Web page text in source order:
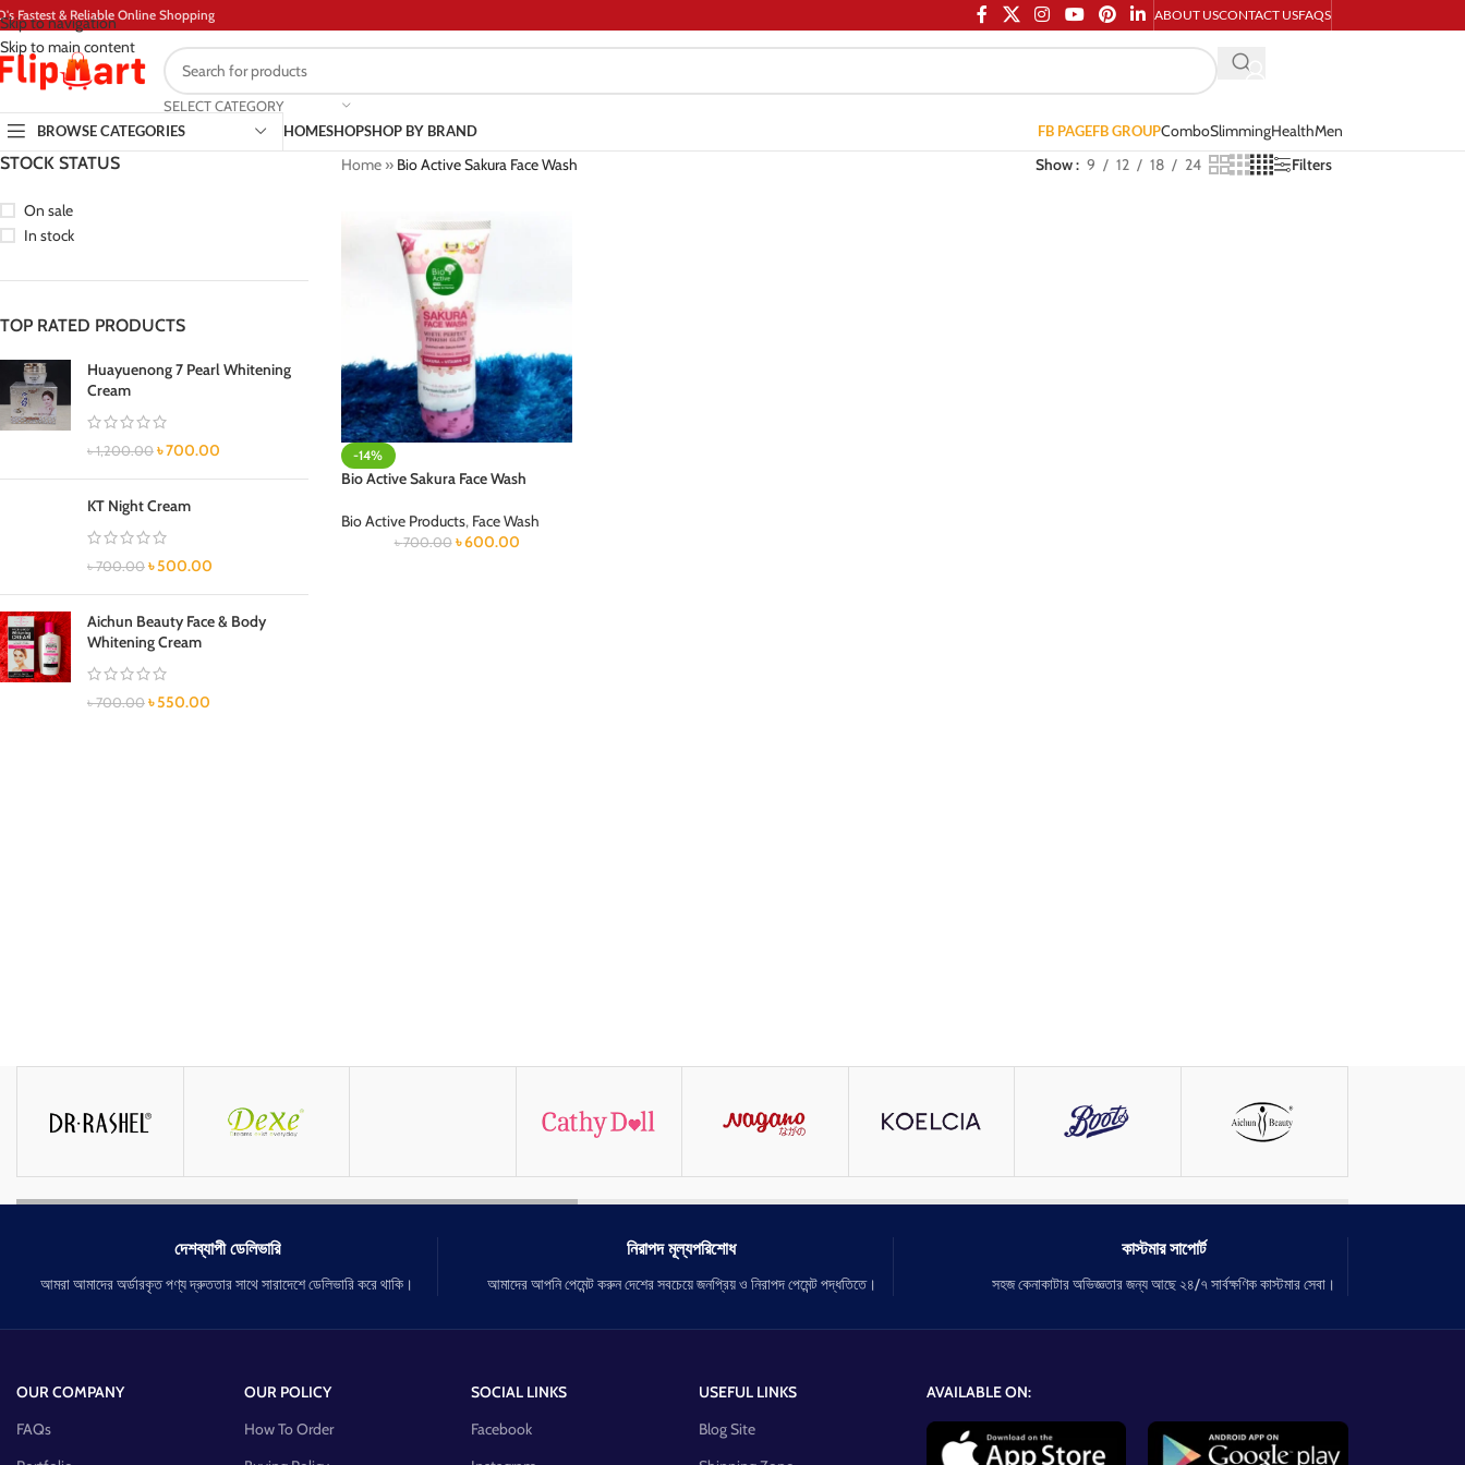
Skip to navigation
Skip to main content
Fastest & Reliable Online Shopping ABOUT USCONTACT USFAQS
SELECT CATEGORY
BROWSE CATEGORIES
HOMESHOPSHOP BY BRAND FB PAGEFB GROUPComboSlimmingHealthMen
STOCK STATUS
On sale
In stock
TOP RATED PRODUCTS
Huayuenong 7 Pearl Whitening
Cream
৳1,200.00 ৳700.00
KT Night Cream
৳700.00 ৳500.00
Aichun Beauty Face & Body
Whitening Cream
৳700.00 ৳550.00
Home» Bio Active Sakura Face Wash Show 9 12 18 24 Filters
-14%
Bio Active Sakura Face Wash
Bio Active Products, Face Wash
৳700.00 ৳600.00
দেশব্যাপী ডেলিভারি
আমরা আমাদের অর্ডারকৃত পণ্য দ্রুততার সাথে সারাদেশে ডেলিভারি করে থাকি।
নিরাপদ মূল্যপরিশোধ
আমাদের আপনি পেমেন্ট করুন দেশের সবচেয়ে জনপ্রিয় ও নিরাপদ পেমেন্ট পদ্ধতিতে।
কাস্টমার সাপোর্ট
সহজ কেনাকাটার অভিজ্ঞতার জন্য আছে ২৪/৭ সার্বক্ষণিক কাস্টমার সেবা।
OUR COMPANY
FAQs
OUR POLICY
How To Order
SOCIAL LINKS
Facebook
USEFUL LINKS
Blog Site
AVAILABLE ON: